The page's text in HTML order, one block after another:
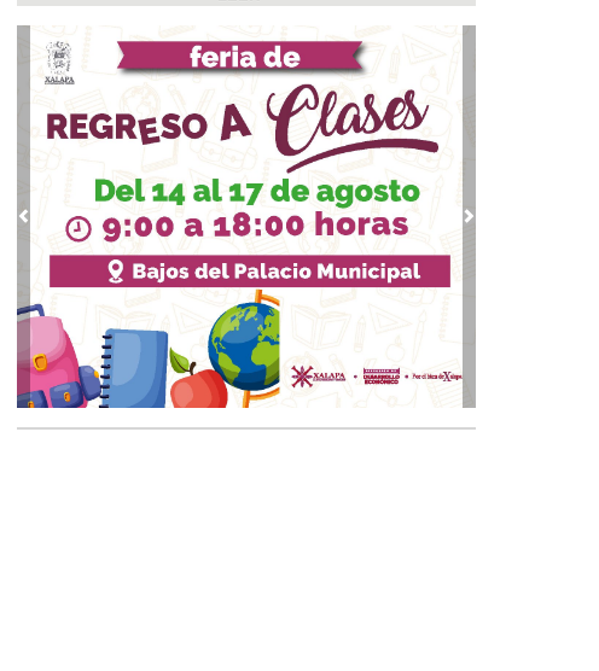
Ago 07, 2026 / 14:39
Hallan con vida a pescador desaparecido desde el
23 de julio en Uxpanapa
Ago 07, 2026 / 14:22
Resalta Pedro Miguel pensamiento de Diego
Ruzzarín y agradece respaldo de Rocío Nahle al
Festival del Mar
Ago 07, 2026 / 13:53
Impulsa Ayuntamiento de Veracruz cultura de la
prevención en la niñez del municipio
Ago 07, 2026 / 13:23
📰 Síntesis Legislativa Nacional 07/08/2026
Ago 07, 2026 / 12:57
Ingenio San Pedro busca acuerdos con Gobierno
de Veracruz para mantener operaciones y
empleos
Previous Next